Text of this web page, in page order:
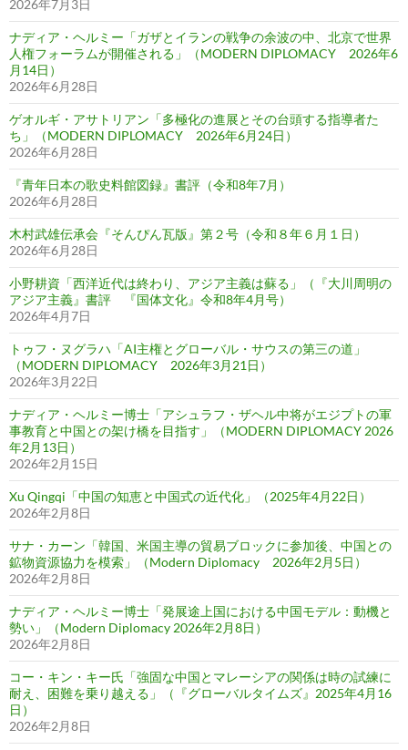
2026年7月3日
ナディア・ヘルミー「ガザとイランの戦争の余波の中、北京で世界
人権フォーラムが開催される」（MODERN DIPLOMACY 2026年6
月14日）
2026年6月28日
ゲオルギ・アサトリアン「多極化の進展とその台頭する指導者た
ち」（MODERN DIPLOMACY 2026年6月24日）
2026年6月28日
『青年日本の歌史料館図録』書評（令和8年7月）
2026年6月28日
木村武雄伝承会『そんぴん瓦版』第２号（令和８年６月１日）
2026年6月28日
小野耕資「西洋近代は終わり、アジア主義は蘇る」（『大川周明の
アジア主義』書評 『国体文化』令和8年4月号）
2026年4月7日
トゥフ・ヌグラハ「AI主権とグローバル・サウスの第三の道」
（MODERN DIPLOMACY 2026年3月21日）
2026年3月22日
ナディア・ヘルミー博士「アシュラフ・ザヘル中将がエジプトの軍
事教育と中国との架け橋を目指す」（MODERN DIPLOMACY 2026
年2月13日）
2026年2月15日
Xu Qingqi「中国の知恵と中国式の近代化」（2025年4月22日）
2026年2月8日
サナ・カーン「韓国、米国主導の貿易ブロックに参加後、中国との
鉱物資源協力を模索」（Modern Diplomacy 2026年2月5日）
2026年2月8日
ナディア・ヘルミー博士「発展途上国における中国モデル：動機と
勢い」（Modern Diplomacy 2026年2月8日）
2026年2月8日
コー・キン・キー氏「強固な中国とマレーシアの関係は時の試練に
耐え、困難を乗り越える」（『グローバルタイムズ』2025年4月16
日）
2026年2月8日